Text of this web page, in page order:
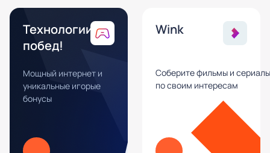
Технологии
побед!
Мощный интернет и
уникальные игорые
бонусы
Wink
Соберите фильмы и сериалы
по своим интересам